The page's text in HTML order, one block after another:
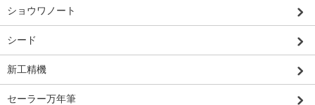
ショウワノート
シード
新工精機
セーラー万年筆